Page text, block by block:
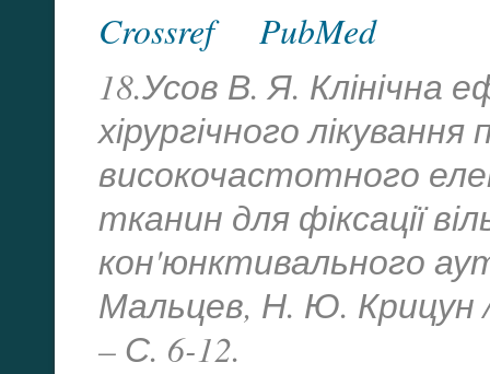
Crossref
PubMed
18.Усов В. Я. Клінічна
хірургічного
високочастотного
тканин для фіксації
кон'юнктивального
Мальцев, Н. Ю. Крицун
– С. 6-12.